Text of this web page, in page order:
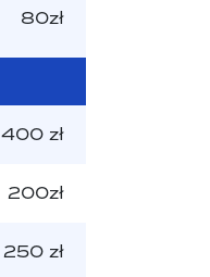
80zł
400 zł
200zł
250 zł